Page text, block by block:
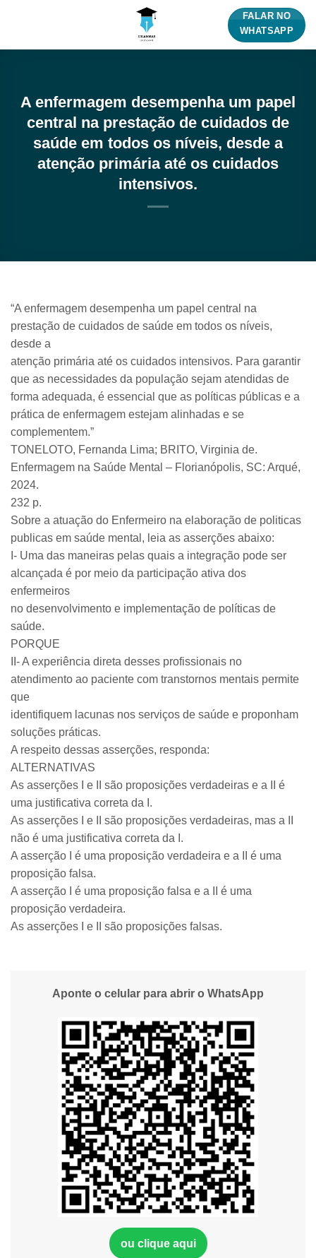
FALAR NO
WHATSAPP
A enfermagem desempenha um papel
central na prestação de cuidados de
saúde em todos os níveis, desde a
atenção primária até os cuidados
intensivos.
“A enfermagem desempenha um papel central na
prestação de cuidados de saúde em todos os níveis,
desde a
atenção primária até os cuidados intensivos. Para garantir
que as necessidades da população sejam atendidas de
forma adequada, é essencial que as políticas públicas e a
prática de enfermagem estejam alinhadas e se
complementem.”
TONELOTO, Fernanda Lima; BRITO, Virginia de.
Enfermagem na Saúde Mental – Florianópolis, SC: Arqué,
2024.
232 p.
Sobre a atuação do Enfermeiro na elaboração de politicas
publicas em saúde mental, leia as asserções abaixo:
I- Uma das maneiras pelas quais a integração pode ser
alcançada é por meio da participação ativa dos
enfermeiros
no desenvolvimento e implementação de políticas de
saúde.
PORQUE
II- A experiência direta desses profissionais no
atendimento ao paciente com transtornos mentais permite
que
identifiquem lacunas nos serviços de saúde e proponham
soluções práticas.
A respeito dessas asserções, responda:
ALTERNATIVAS
As asserções I e II são proposições verdadeiras e a II é
uma justificativa correta da I.
As asserções I e II são proposições verdadeiras, mas a II
não é uma justificativa correta da I.
A asserção I é uma proposição verdadeira e a II é uma
proposição falsa.
A asserção I é uma proposição falsa e a II é uma
proposição verdadeira.
As asserções I e II são proposições falsas.
Aponte o celular para abrir o WhatsApp
ou clique aqui